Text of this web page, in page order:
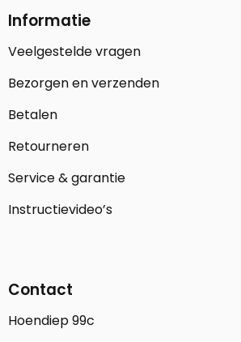
Informatie
Veelgestelde vragen
Bezorgen en verzenden
Betalen
Retourneren
Service & garantie
Instructievideo’s
Contact
Hoendiep 99c